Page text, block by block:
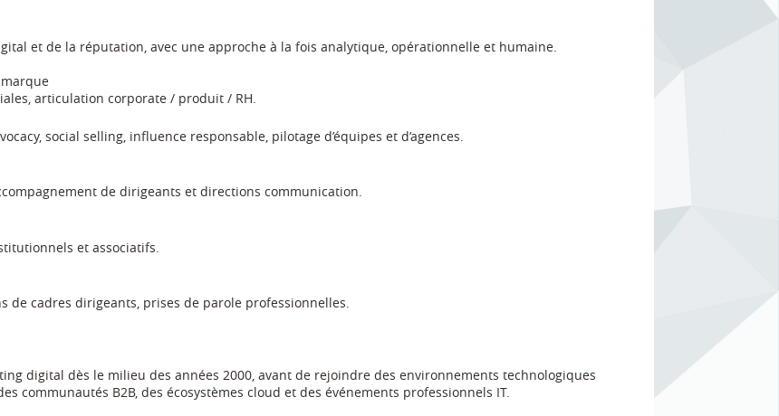
et de la réputation, avec une approche à la fois analytique, opérationnelle et humaine.
articulation corporate / produit / RH.
social selling, influence responsable, pilotage d’équipes et d’agences.
de dirigeants et directions communication.
et associatifs.
de cadres dirigeants, prises de parole professionnelles.
digital dès le milieu des années 2000, avant de rejoindre des environnements technologiques
communautés B2B, des écosystèmes cloud et des événements professionnels IT.